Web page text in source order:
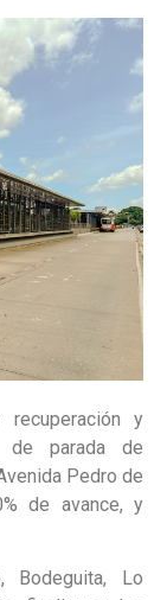
y
de parada de
Pedro de
de avance, y
Bodeguita, Lo